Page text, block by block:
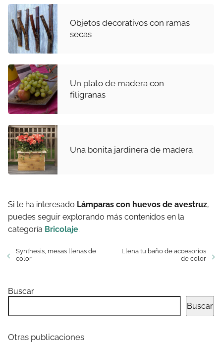
Objetos decorativos con ramas
secas
Un plato de madera con
filigranas
Una bonita jardinera de madera
Si te ha interesado Lámparas con huevos de avestruz,
puedes seguir explorando más contenidos en la
categoría Bricolaje.
Synthesis, mesas llenas de
color
Llena tu baño de accesorios
de color
Buscar
Buscar
Otras publicaciones